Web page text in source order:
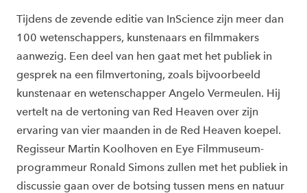
Tijdens de zevende editie van InScience zijn meer dan
100 wetenschappers, kunstenaars en filmmakers
aanwezig. Een deel van hen gaat met het publiek in
gesprek na een filmvertoning, zoals bijvoorbeeld
kunstenaar en wetenschapper Angelo Vermeulen. Hij
vertelt na de vertoning van Red Heaven over zijn
ervaring van vier maanden in de Red Heaven koepel.
Regisseur Martin Koolhoven en Eye Filmmuseum-
programmeur Ronald Simons zullen met het publiek in
discussie gaan over de botsing tussen mens en natuur